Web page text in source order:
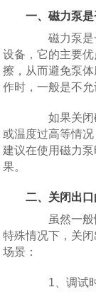
一、磁力泵是
磁力泵是一
设备，它的主要
擦，从而避免泵
作时，一般是不允
如果关闭磁
或温度过高等情
建议在使用磁力
果。
二、关闭出口
虽然一般情
特殊情况下，关
场景：
1、调试时